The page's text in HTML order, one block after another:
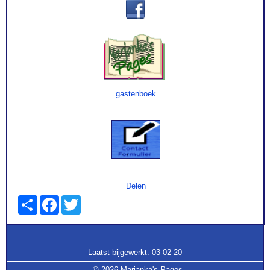
gastenboek
Delen
ShareFacebook
Laatst bijgewerkt: 03-02-20